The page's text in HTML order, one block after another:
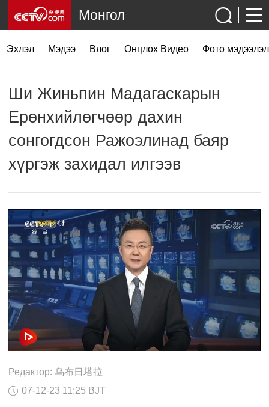
Эхлэл Мэдээ Влог Онцлох Видео Фото мэдээлэл
Монгол
Ши Жиньпин Мадагаскарын
Ерөнхийлөгчөөр дахин
сонгогдсон Ражоэлинад баяр
хүргэж захидал илгээв
Редактор: 乌布日塔拉
07-12-23 11:25 BJT